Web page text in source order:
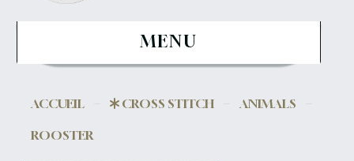
MENU
ACCUEIL CROSS STITCH
ANIMALS
ROOSTER